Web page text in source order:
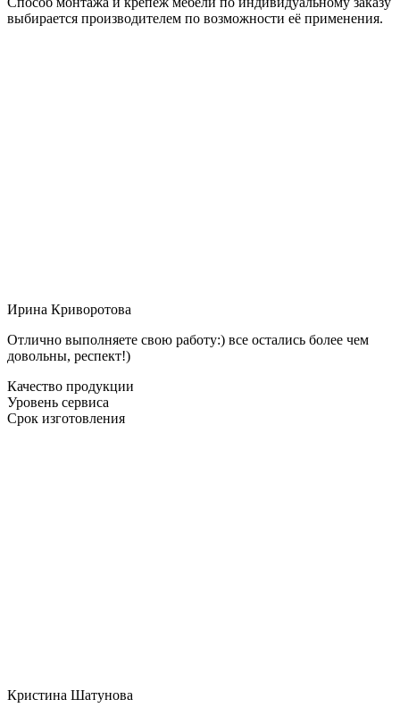
выбирается производителем по возможности её применения.
Ирина Криворотова
Отлично выполняете свою работу:) все остались более чем
довольны, респект!)
Качество продукции
Уровень сервиса
Срок изготовления
Кристина Шатунова